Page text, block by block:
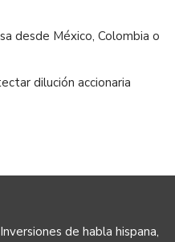
desde México, Colombia o
dilución accionaria
de habla hispana,